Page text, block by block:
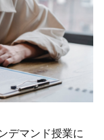
デマンド授業に